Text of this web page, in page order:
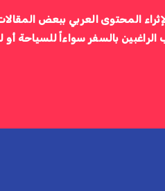
المحتوى العربي ببعض
بالسفر سواءاً للسياحة أو